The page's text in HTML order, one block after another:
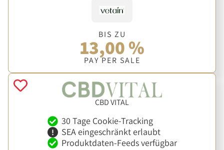
BIS ZU
13,00 %
PAY PER SALE
CBD VITAL
30 Tage Cookie-Tracking
SEA eingeschränkt erlaubt
Produktdaten-Feeds verfügbar